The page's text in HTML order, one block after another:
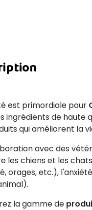
est primordiale pour
ingrédients de haute
qui améliorent la
avec des
les chiens et les
orages, etc.),
la gamme de